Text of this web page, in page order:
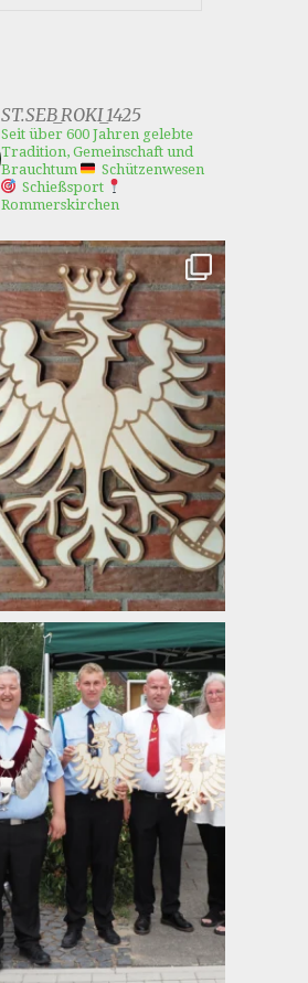
ST.SEB_ROKI_1425
Seit über 600 Jahren gelebte
Tradition, Gemeinschaft und
Brauchtum
Schützenwesen
Schießsport
Rommerskirchen